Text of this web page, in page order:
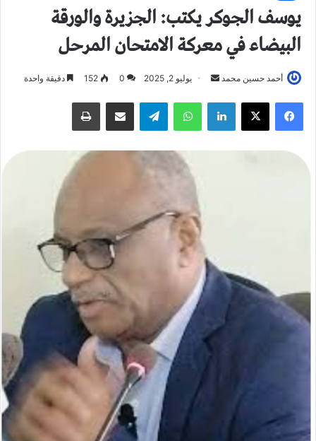
يوسف الجوكر يكتب: الجزيرة والورقة
البيضاء في معركة الامتحان المرحل
أحمد حسين محمد
ل
ك
ن
ي
يوليو 2, 2025 0
152 دقيقة واحدة
فيسبوك لينكدإن واتساب